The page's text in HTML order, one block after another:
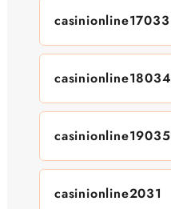
casinionline17033
casinionline18034
casinionline19035
casinionline2031